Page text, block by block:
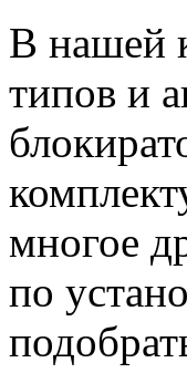
В нашей
типов и
многое
по